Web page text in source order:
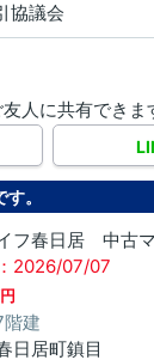
協議会
人に共有できま
。
フ春日居 中古
2026/07/07
建
日居町鎮目